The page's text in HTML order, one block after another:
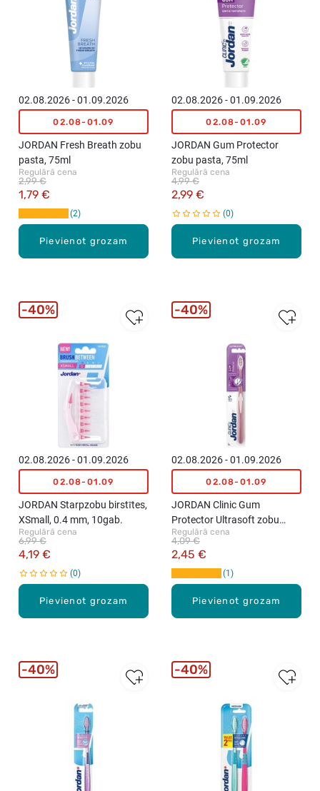
Pievienot grozam
02.08.2026 - 01.09.2026
02.08-01.09
JORDAN Fresh Breath zobu
pasta, 75ml
Regulārā cena
1,79 €
2,99 €
2
Pievienot grozam
02.08.2026 - 01.09.2026
02.08-01.09
JORDAN Gum Protector
zobu pasta, 75ml
Regulārā cena
2,99 €
4,99 €
0
Pievienot grozam
02.08.2026 - 01.09.2026
02.08-01.09
JORDAN Starpzobu birstītes,
XSmall, 0.4 mm, 10gab.
Regulārā cena
4,19 €
6,99 €
0
40%
Pievienot grozam
02.08.2026 - 01.09.2026
02.08-01.09
JORDAN Clinic Gum
Protector Ultrasoft zobu
birste (dažādas krāsas)
Regulārā cena
2,45 €
4,09 €
1
40%
40% 40%